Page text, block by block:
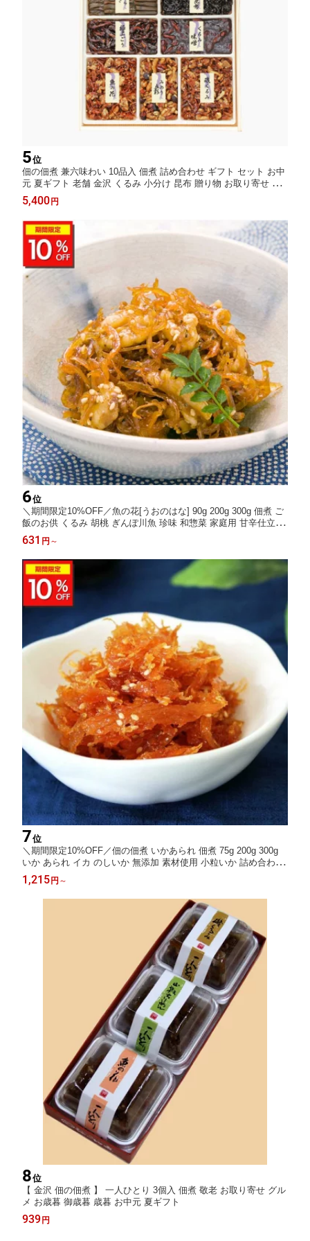
5位
佃の佃煮 兼六味わい 10品入 佃煮 詰め合わせ ギフト セット お中
元 夏ギフト 老舗 金沢 くるみ 小分け 昆布 贈り物 お取り寄せ グ
ルメ 惣菜セット ご飯のお供 人気 御歳暮 歳暮 冬ギフト プレゼン
ト 佃煮セット 金沢名物 内祝い 誕生日
5,400 円
6位
＼期間限定10%OFF／魚の花[うおのはな] 90g 200g 300g 佃煮 ご
飯のお供 くるみ 胡桃 ぎんぽ川魚 珍味 和惣菜 家庭用 甘辛仕立て
常備菜 朝食 お弁当 晩酌 おつまみ 敬老の日 ギフト 贈答用 お取り
寄せ グルメ お中元 夏ギフト 冬ギフト 人気 金沢名物 金沢
631 円 ～
7位
＼期間限定10%OFF／佃の佃煮 いかあられ 佃煮 75g 200g 300g
いか あられ イカ のしいか 無添加 素材使用 小粒いか 詰め合わせ
ギフト 贈り物 プレゼント お取り寄せ グルメ 内祝い 誕生日 食べ
比べ お節 お節料理 おせち料理 おせち お中元 夏ギフト
1,215 円 ～
8位
【 金沢 佃の佃煮 】 一人ひとり 3個入 佃煮 敬老 お取り寄せ グル
メ お歳暮 御歳暮 歳暮 お中元 夏ギフト
939 円